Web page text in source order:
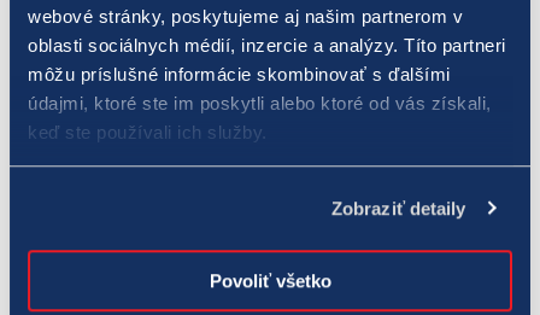
webové stránky, poskytujeme aj našim partnerom v
oblasti sociálnych médií, inzercie a analýzy. Títo partneri
môžu príslušné informácie skombinovať s ďalšími
údajmi, ktoré ste im poskytli alebo ktoré od vás získali,
keď ste používali ich služby.
Zobraziť detaily
Povoliť všetko
jeden Nemec a jeden Slovinec.
Najbližšie žrebovanie v lotérii Eurojackpot, v ktorej sa aktuálne
hrá až o 120 miliónov eur, bude v piatok 29. novembra 2024. Či
bude mať Európa nového multimilionára a či to bude Slovák, sa
Výherné čísla pre lotériu Eurojackpot sa žrebujú v utorok a v
piatok. Cena za jeden tip na jedno žrebovanie je 2 eurá.